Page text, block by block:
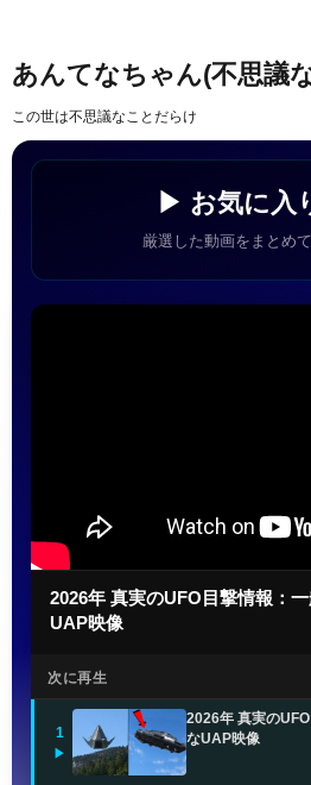
あんてなちゃん(不思議
この世は不思議なことだらけ
▶ お気に入
厳選した動画をまとめ
2026年 真実のUFO目撃情報：
UAP映像
次に再生
1
▶
2026年 真実の
なUAP映像